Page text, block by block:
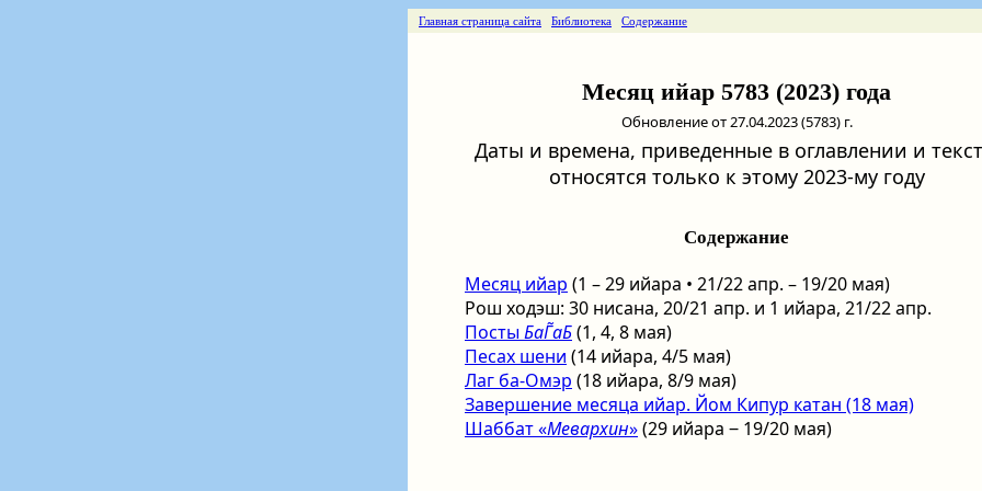
Главная страница сайта Библиотека Содержание
Месяц ийар 5783 (2023) года
Обновление от 27.04.2023 (5783) г.
Даты и времена, приведенные в оглавлении и
относятся только к этому 2023-му году
Содержание
Месяц ийар (1 – 29 ийара • 21/22 апр. – 19/20 мая)
Рош ходэш: 30 нисана, 20/21 апр. и 1 ийара, 21/22 апр.
ПостыБаГ̃аБ(1, 4, 8 мая)
Песах шени (14 ийара, 4/5 мая)
Лаг ба-Омэр (18 ийара, 8/9 мая)
Завершение месяца ийар. Йом Кипур катан (18 мая)
Шаббат «Мевархин»(29 ийара ‒ 19/20 мая)